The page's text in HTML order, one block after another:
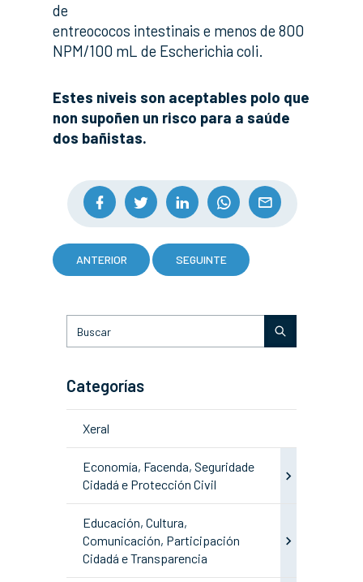
de
entreococos intestinais e menos de 800
NPM/100 mL de Escherichia coli.
Estes niveis son aceptables polo que
non supoñen un risco para a saúde
dos bañistas.
ANTERIOR SEGUINTE
Categorías
Xeral
Economía, Facenda, Seguridade
Cidadá e Protección Civil
Educación, Cultura,
Comunicación, Participación
Cidadá e Transparencia